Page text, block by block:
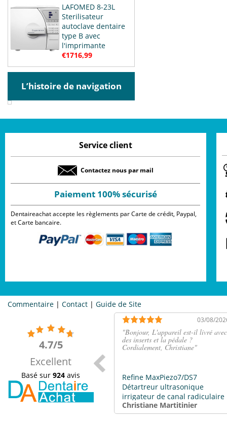
LAFOMED 8-23L
Sterilisateur
autoclave dentaire
type B avec
l'imprimante
€1716,99
L’histoire de navigation
Service client
Contactez nous par mail
Paiement 100% sécurisé
Dentaireachat accepte les règlements par Carte de crédit, Paypal,
et Carte bancaire.
Commentaire | Contact | Guide de Site
4.7/5
Excellent
Basé sur 924 avis
03/08/
"Bonjour, L'appareil est-il livré avec
des inserts et la pédale ?
Cordialement, Christiane"
Refine MaxPiezo7/DS7
Détartreur ultrasonique
irrigateur de canal radiculaire
compatible EMS / SATELEC
Christiane Martitinier